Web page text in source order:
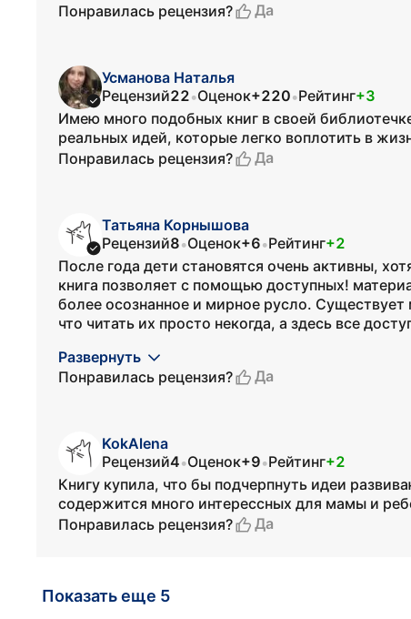
Понравилась рецензия?
Да
Усманова Наталья
Рецензий22•Оценок+220•Рейтинг+3
Имею много подобных книг в своей
реальных идей, которые легко воплотить в
Понравилась рецензия?
Да
Татьяна Корнышова
Рецензий8•Оценок+6•Рейтинг+2
После года дети становятся очень активны,
книга позволяет с помощью доступных!
более осознанное и мирное русло.
что читать их просто некогда, а здесь все
Развернуть
Понравилась рецензия?
Да
KokAlena
Рецензий4•Оценок+9•Рейтинг+2
Книгу купила, что бы подчерпнуть идеи
содержится много интерессных для мамы и
Понравилась рецензия?
Да
Показать еще 5